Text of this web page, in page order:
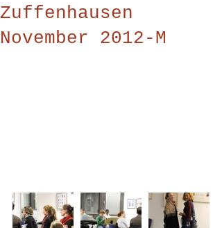
Zuffenhausen
November 2012-M